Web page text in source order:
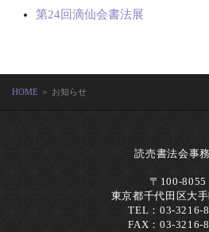
第24回滴仙会書法展
HOME ＞ お知らせ
読売書法会事
〒100-8055
東京都千代田区大
TEL：03-3216-
FAX：03-3216-